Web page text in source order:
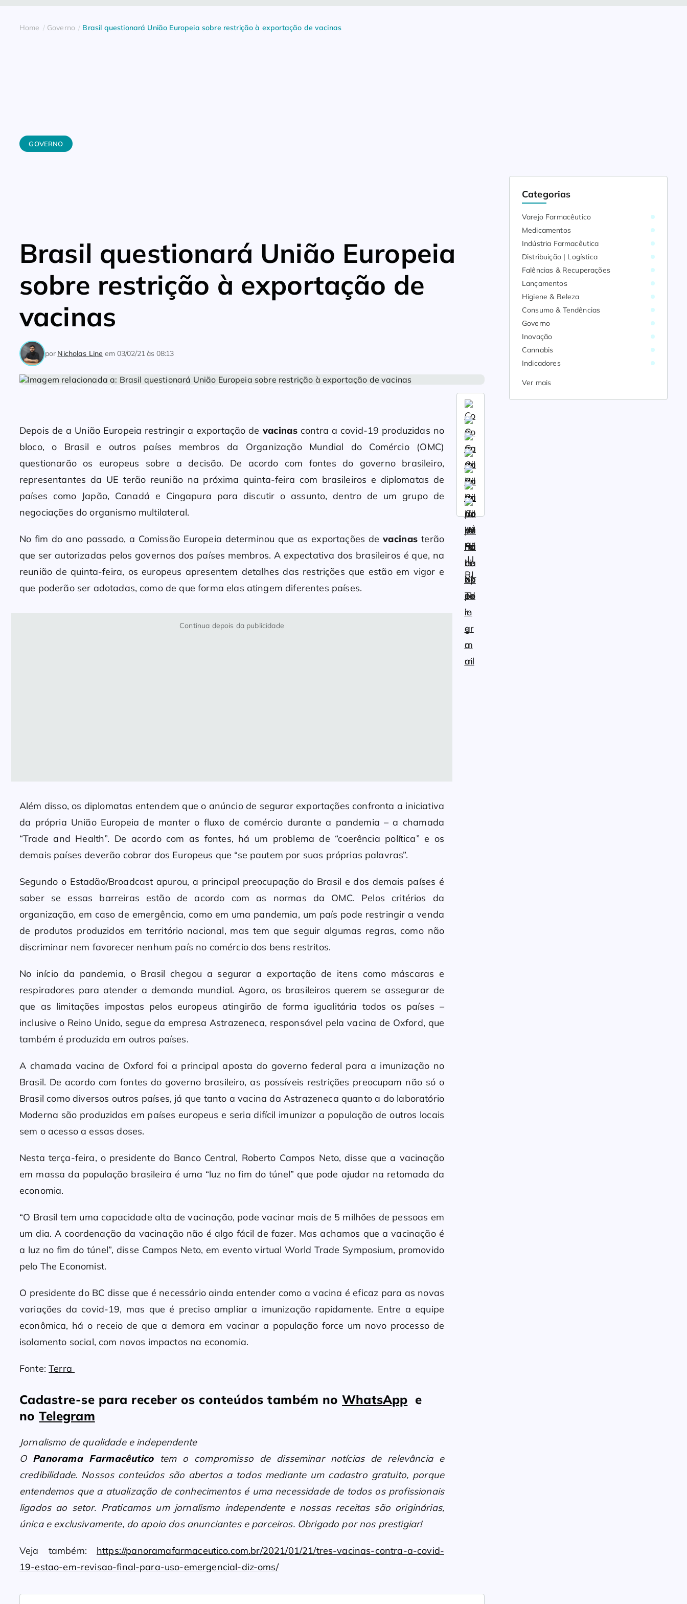
Home Governo Brasil questionará União Europeia sobre restrição à exportação de vacinas
GOVERNO
Brasil questionará União Europeia
sobre restrição à exportação de
vacinas
por Nicholas Line em 03/02/21 às 08:13
Depois de a União Europeia restringir a exportação de vacinas contra a covid-19 produzidas no
bloco, o Brasil e outros países membros da Organização Mundial do Comércio (OMC)
questionarão os europeus sobre a decisão. De acordo com fontes do governo brasileiro,
representantes da UE terão reunião na próxima quinta-feira com brasileiros e diplomatas de
países como Japão, Canadá e Cingapura para discutir o assunto, dentro de um grupo de
negociações do organismo multilateral.
No fim do ano passado, a Comissão Europeia determinou que as exportações de vacinas terão
que ser autorizadas pelos governos dos países membros. A expectativa dos brasileiros é que, na
reunião de quinta-feira, os europeus apresentem detalhes das restrições que estão em vigor e
que poderão ser adotadas, como de que forma elas atingem diferentes países.
Continua depois da publicidade
Além disso, os diplomatas entendem que o anúncio de segurar exportações confronta a iniciativa
da própria União Europeia de manter o fluxo de comércio durante a pandemia – a chamada
“Trade and Health”. De acordo com as fontes, há um problema de “coerência política” e os
demais países deverão cobrar dos Europeus que “se pautem por suas próprias palavras”.
Segundo o Estadão/Broadcast apurou, a principal preocupação do Brasil e dos demais países é
saber se essas barreiras estão de acordo com as normas da OMC. Pelos critérios da
organização, em caso de emergência, como em uma pandemia, um país pode restringir a venda
de produtos produzidos em território nacional, mas tem que seguir algumas regras, como não
discriminar nem favorecer nenhum país no comércio dos bens restritos.
No início da pandemia, o Brasil chegou a segurar a exportação de itens como máscaras e
respiradores para atender a demanda mundial. Agora, os brasileiros querem se assegurar de
que as limitações impostas pelos europeus atingirão de forma igualitária todos os países –
inclusive o Reino Unido, segue da empresa Astrazeneca, responsável pela vacina de Oxford, que
também é produzida em outros países.
A chamada vacina de Oxford foi a principal aposta do governo federal para a imunização no
Brasil. De acordo com fontes do governo brasileiro, as possíveis restrições preocupam não só o
Brasil como diversos outros países, já que tanto a vacina da Astrazeneca quanto a do laboratório
Moderna são produzidas em países europeus e seria difícil imunizar a população de outros locais
sem o acesso a essas doses.
Nesta terça-feira, o presidente do Banco Central, Roberto Campos Neto, disse que a vacinação
em massa da população brasileira é uma “luz no fim do túnel” que pode ajudar na retomada da
economia.
“O Brasil tem uma capacidade alta de vacinação, pode vacinar mais de 5 milhões de pessoas em
um dia. A coordenação da vacinação não é algo fácil de fazer. Mas achamos que a vacinação é
a luz no fim do túnel”, disse Campos Neto, em evento virtual World Trade Symposium, promovido
pelo The Economist.
O presidente do BC disse que é necessário ainda entender como a vacina é eficaz para as novas
variações da covid-19, mas que é preciso ampliar a imunização rapidamente. Entre a equipe
econômica, há o receio de que a demora em vacinar a população force um novo processo de
isolamento social, com novos impactos na economia.
Fonte:Terra
Cadastre-se para receber os conteúdos também noWhatsApp e
noTelegram
Jornalismo de qualidade e independente
O Panorama Farmacêuticotem o compromisso de disseminar notícias de relevância e
credibilidade. Nossos conteúdos são abertos a todos mediante um cadastro gratuito, porque
entendemos que a atualização de conhecimentos é uma necessidade de todos os profissionais
ligados ao setor. Praticamos um jornalismo independente e nossas receitas são originárias,
única e exclusivamente, do apoio dos anunciantes e parceiros. Obrigado por nos prestigiar!
Veja também: https://panoramafarmaceutico.com.br/2021/01/21/tres-vacinas-contra-a-covid-
19-estao-em-revisao-final-para-uso-emergencial-diz-oms/
Categorias
Varejo Farmacêutico
Medicamentos
Indústria Farmacêutica
Distribuição | Logística
Falências & Recuperações
Lançamentos
Higiene & Beleza
Consumo & Tendências
Governo
Inovação
Cannabis
Indicadores
Ver mais